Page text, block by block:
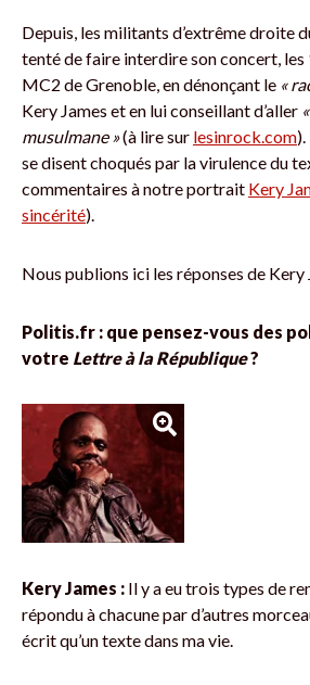
Depuis, les militants d’extrême droite
tenté de faire interdire son concert, les
MC2 de Grenoble, en dénonçant le «
Kery James et en lui conseillant d’aller
musulmane »(à lire sur lesinrock.com
se disent choqués par la virulence du
commentaires à notre portrait Kery
sincérité).
Nous publions ici les réponses de Kery
Politis.fr : que pensez-vous des
votre Lettre à la République?
Kery James : Il y a eu trois types de
répondu à chacune par d’autres
écrit qu’un texte dans ma vie.